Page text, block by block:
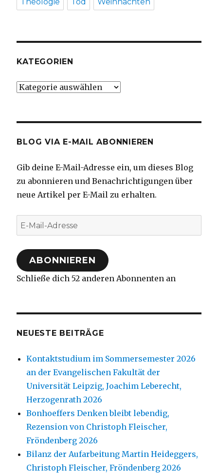
KATEGORIEN
Kategorien
BLOG VIA E-MAIL ABONNIEREN
Gib deine E-Mail-Adresse ein, um dieses Blog
zu abonnieren und Benachrichtigungen über
neue Artikel per E-Mail zu erhalten.
E-
Mail-
Adresse
ABONNIEREN
Schließe dich 52 anderen Abonnenten an
NEUESTE BEITRÄGE
Kontaktstudium im Sommersemester 2026
an der Evangelischen Fakultät der
Universität Leipzig, Joachim Leberecht,
Herzogenrath 2026
Bonhoeffers Denken bleibt lebendig,
Rezension von Christoph Fleischer,
Fröndenberg 2026
Bilanz der Aufarbeitung Martin Heideggers,
Christoph Fleischer, Fröndenberg 2026